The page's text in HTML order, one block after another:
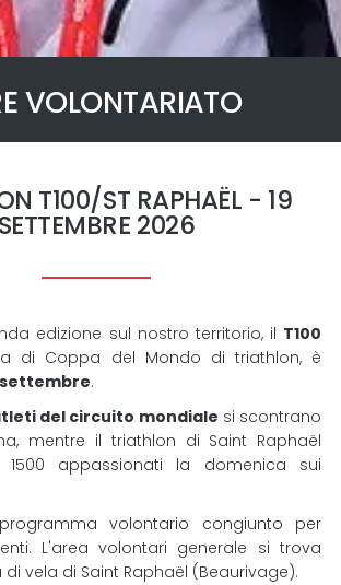
VOLONTARIATO
T100/ST RAPHAËL - 19
SETTEMBRE 2026
edizione sul nostro territorio, il T100
di Coppa del Mondo di triathlon, è
settembre.
del circuito mondiale si scontrano
mentre il triathlon di Saint Raphaël
1500 appassionati la domenica sui
volontario congiunto per
L'area volontari generale si trova
vela di Saint Raphaël (Beaurivage).